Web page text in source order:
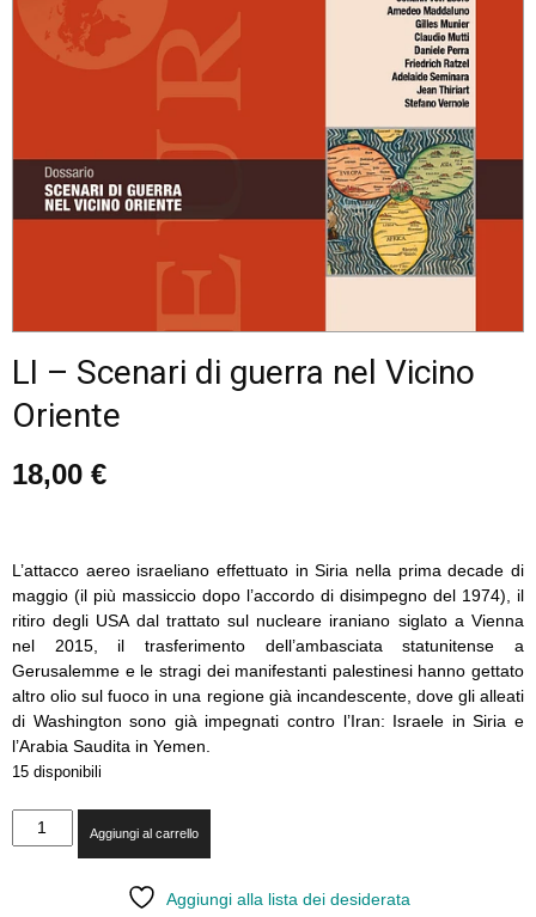
LI – Scenari di guerra nel Vicino
Oriente
18,00 €
L’attacco aereo israeliano effettuato in Siria nella prima decade di
maggio (il più massiccio dopo l’accordo di disimpegno del 1974), il
ritiro degli USA dal trattato sul nucleare iraniano siglato a Vienna
nel 2015, il trasferimento dell’ambasciata statunitense a
Gerusalemme e le stragi dei manifestanti palestinesi hanno gettato
altro olio sul fuoco in una regione già incandescente, dove gli alleati
di Washington sono già impegnati contro l’Iran: Israele in Siria e
l’Arabia Saudita in Yemen.
15 disponibili
-
Aggiungi al carrello
Aggiungi alla lista dei desiderata